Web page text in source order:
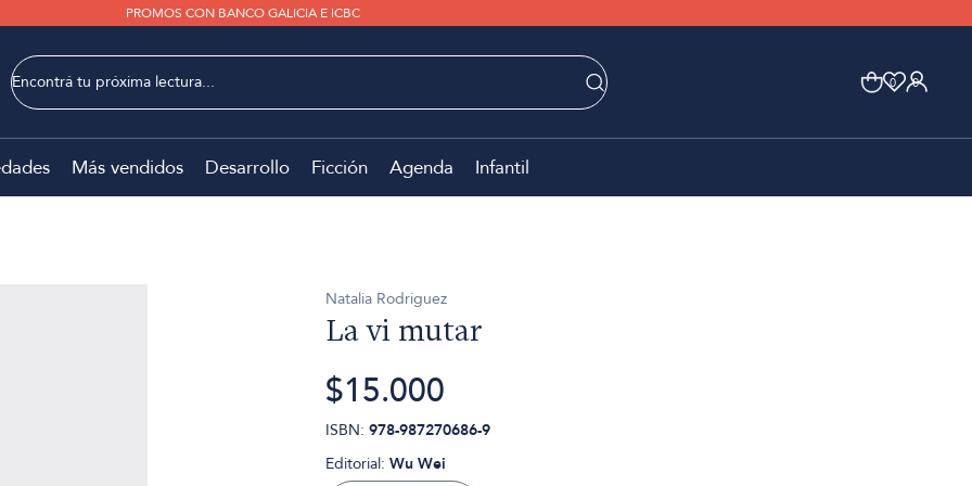
PROMOS CON BANCO GALICIA E ICBC
0 0
Más vendidos Desarrollo Ficción Agenda Infantil
Natalia Rodriguez
La vi mutar
$15.000
ISBN: 978-987270686-9
Editorial: Wu Wei